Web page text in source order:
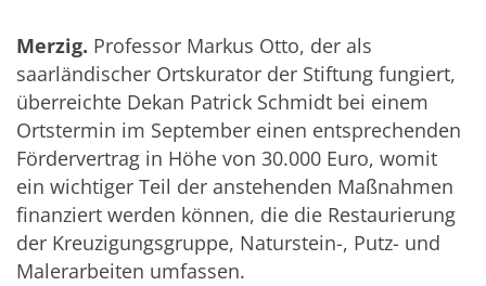
Merzig. Professor Markus Otto, der als
saarländischer Ortskurator der Stiftung fungiert,
überreichte Dekan Patrick Schmidt bei einem
Ortstermin im September einen entsprechenden
Fördervertrag in Höhe von 30.000 Euro, womit
ein wichtiger Teil der anstehenden Maßnahmen
finanziert werden können, die die Restaurierung
der Kreuzigungsgruppe, Naturstein-, Putz- und
Malerarbeiten umfassen.